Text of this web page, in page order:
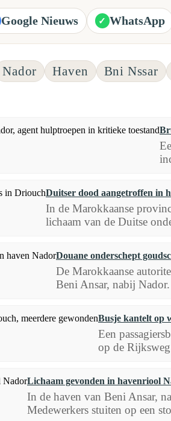
Google Nieuws ✓ WhatsApp
Nador Haven Bni Nssar
Duitser dood aangetroffen in
In de Marokkaanse
lichaam van de Duitse
Douane onderschept
De Marokkaanse
Beni Ansar, nabij
Busje kantelt op
Een
op de
Lichaam gevonden in havenriool
In de haven van Beni Ansar,
Medewerkers stuiten op een